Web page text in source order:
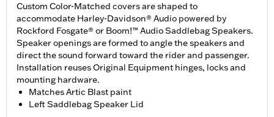
Custom Color-Matched covers are shaped to
accommodate Harley-Davidson® Audio powered by
Rockford Fosgate® or Boom!™ Audio Saddlebag Speakers.
Speaker openings are formed to angle the speakers and
direct the sound forward toward the rider and passenger.
Installation reuses Original Equipment hinges, locks and
mounting hardware.
Matches Artic Blast paint
Left Saddlebag Speaker Lid